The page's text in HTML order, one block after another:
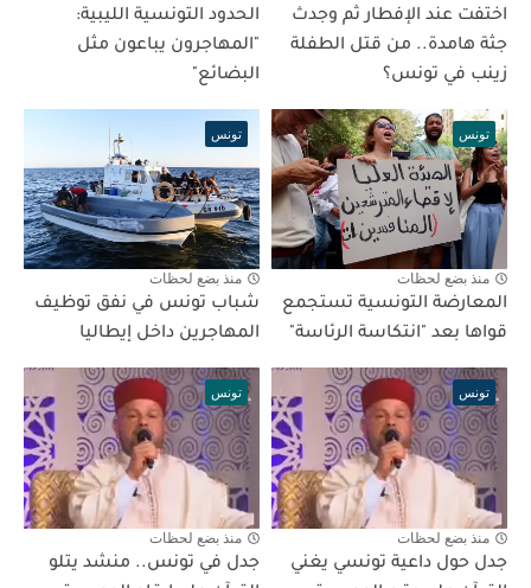
اختفت عند الإفطار ثم وجدث
جثة هامدة.. من قتل الطفلة
زينب في تونس؟
الحدود التونسية الليبية:
"المهاجرون يباعون مثل
البضائع"
تونس
منذ بضع لحظات
المعارضة التونسية تستجمع
قواها بعد "انتكاسة الرئاسة"
تونس
منذ بضع لحظات
شباب تونس في نفق توظيف
المهاجرين داخل إيطاليا
تونس
منذ بضع لحظات
جدل حول داعية تونسي يغني
تونس
منذ بضع لحظات
جدل في تونس.. منشد يتلو